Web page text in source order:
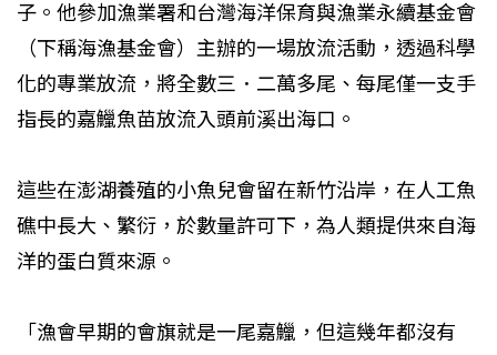
子。他參加漁業署和台灣海洋保育與漁業永續基金會
（下稱海漁基金會）主辦的一場放流活動，透過科學
化的專業放流，將全數三．二萬多尾、每尾僅一支手
指長的嘉鱲魚苗放流入頭前溪出海口。
這些在澎湖養殖的小魚兒會留在新竹沿岸，在人工魚
礁中長大、繁衍，於數量許可下，為人類提供來自海
洋的蛋白質來源。
「漁會早期的會旗就是一尾嘉鱲，但這幾年都沒有